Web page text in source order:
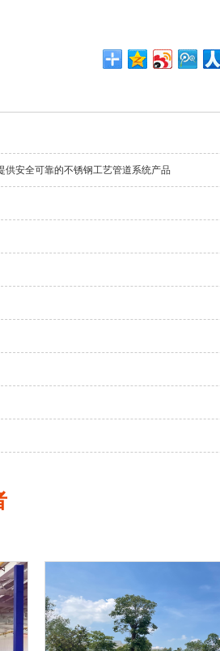
安全可靠的不锈钢工艺管道系统产品